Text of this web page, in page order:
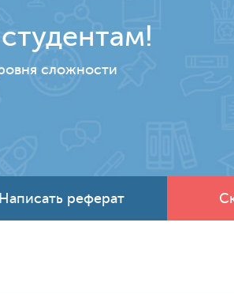
сложности
Написать реферат